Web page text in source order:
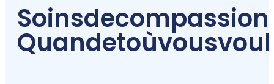
Soinsdecompassion
Quandetoùvous